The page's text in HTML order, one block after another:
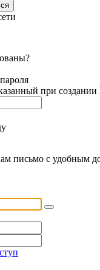
при создании
письмо с удобным